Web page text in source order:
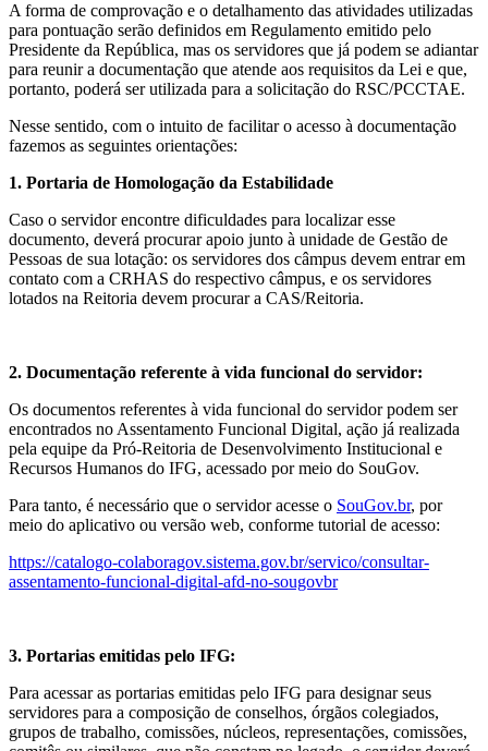
A forma de comprovação e o detalhamento das atividades utilizadas
para pontuação serão definidos em Regulamento emitido pelo
Presidente da República, mas os servidores que já podem se adiantar
para reunir a documentação que atende aos requisitos da Lei e que,
portanto, poderá ser utilizada para a solicitação do RSC/PCCTAE.
Nesse sentido, com o intuito de facilitar o acesso à documentação
fazemos as seguintes orientações:
1. Portaria de Homologação da Estabilidade
Caso o servidor encontre dificuldades para localizar esse
documento, deverá procurar apoio junto à unidade de Gestão de
Pessoas de sua lotação: os servidores dos câmpus devem entrar em
contato com a CRHAS do respectivo câmpus, e os servidores
lotados na Reitoria devem procurar a CAS/Reitoria.
2. Documentação referente à vida funcional do servidor:
Os documentos referentes à vida funcional do servidor podem ser
encontrados no Assentamento Funcional Digital, ação já realizada
pela equipe da Pró-Reitoria de Desenvolvimento Institucional e
Recursos Humanos do IFG, acessado por meio do SouGov.
Para tanto, é necessário que o servidor acesse o SouGov.br, por
meio do aplicativo ou versão web, conforme tutorial de acesso:
https://catalogo-colaboragov.sistema.gov.br/servico/consultar-
assentamento-funcional-digital-afd-no-sougovbr
3. Portarias emitidas pelo IFG:
Para acessar as portarias emitidas pelo IFG para designar seus
servidores para a composição de conselhos, órgãos colegiados,
grupos de trabalho, comissões, núcleos, representações, comissões,